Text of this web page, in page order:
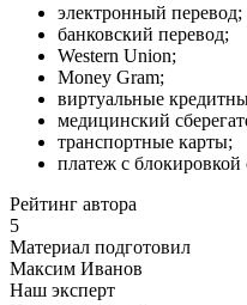
электронный перевод;
банковский перевод;
Western Union;
Money Gram;
виртуальные
медицинский
транспортные карты;
платеж с блокировкой
Рейтинг автора
5
Материал подготовил
Максим Иванов
Наш эксперт